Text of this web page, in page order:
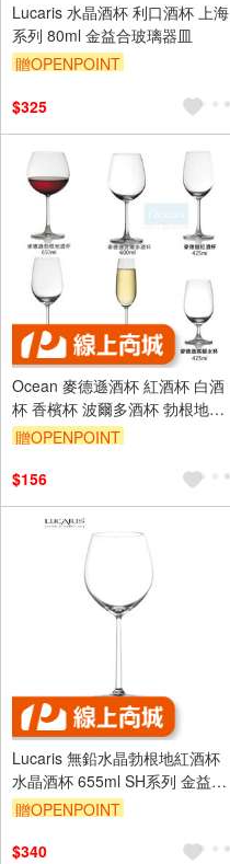
Lucaris 水晶酒杯 利口酒杯 上海
系列 80ml 金益合玻璃器皿
贈OPENPOINT
$325
Ocean 麥德遜酒杯 紅酒杯 白酒
杯 香檳杯 波爾多酒杯 勃根地酒
杯 無鉛玻璃杯 Drink eat 金益合
贈OPENPOINT
$156
Lucaris 無鉛水晶勃根地紅酒杯
水晶酒杯 655ml SH系列 金益合
玻璃器皿
贈OPENPOINT
$340